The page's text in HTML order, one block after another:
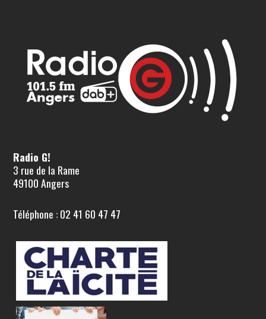
Radio G!
3 rue de la Rame
49100 Angers
Téléphone : 02 41 60 47 47